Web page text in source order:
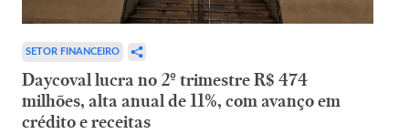
SETOR FINANCEIRO
Daycoval lucra no 2º trimestre R$ 474
milhões, alta anual de 11%, com avanço em
crédito e receitas